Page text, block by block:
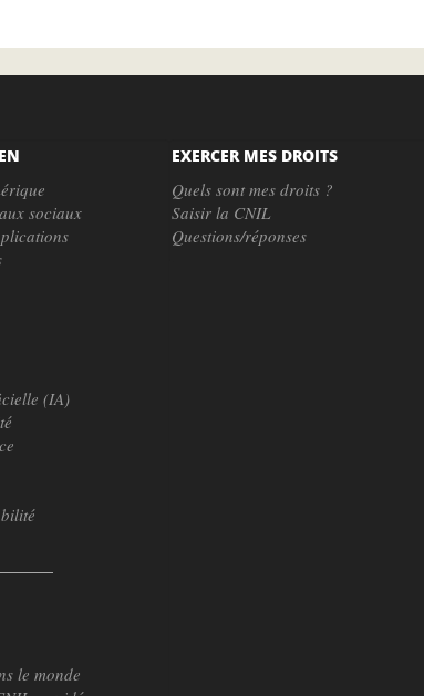
sociaux
(IA)
le monde
EXERCER MES DROITS
Quels sont mes droits ?
Saisir la CNIL
Questions/réponses